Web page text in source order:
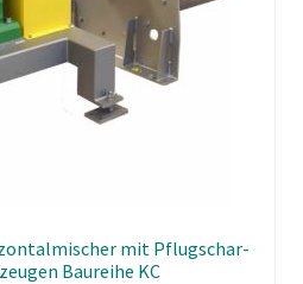
mit Pflugschar-
Baureihe KC